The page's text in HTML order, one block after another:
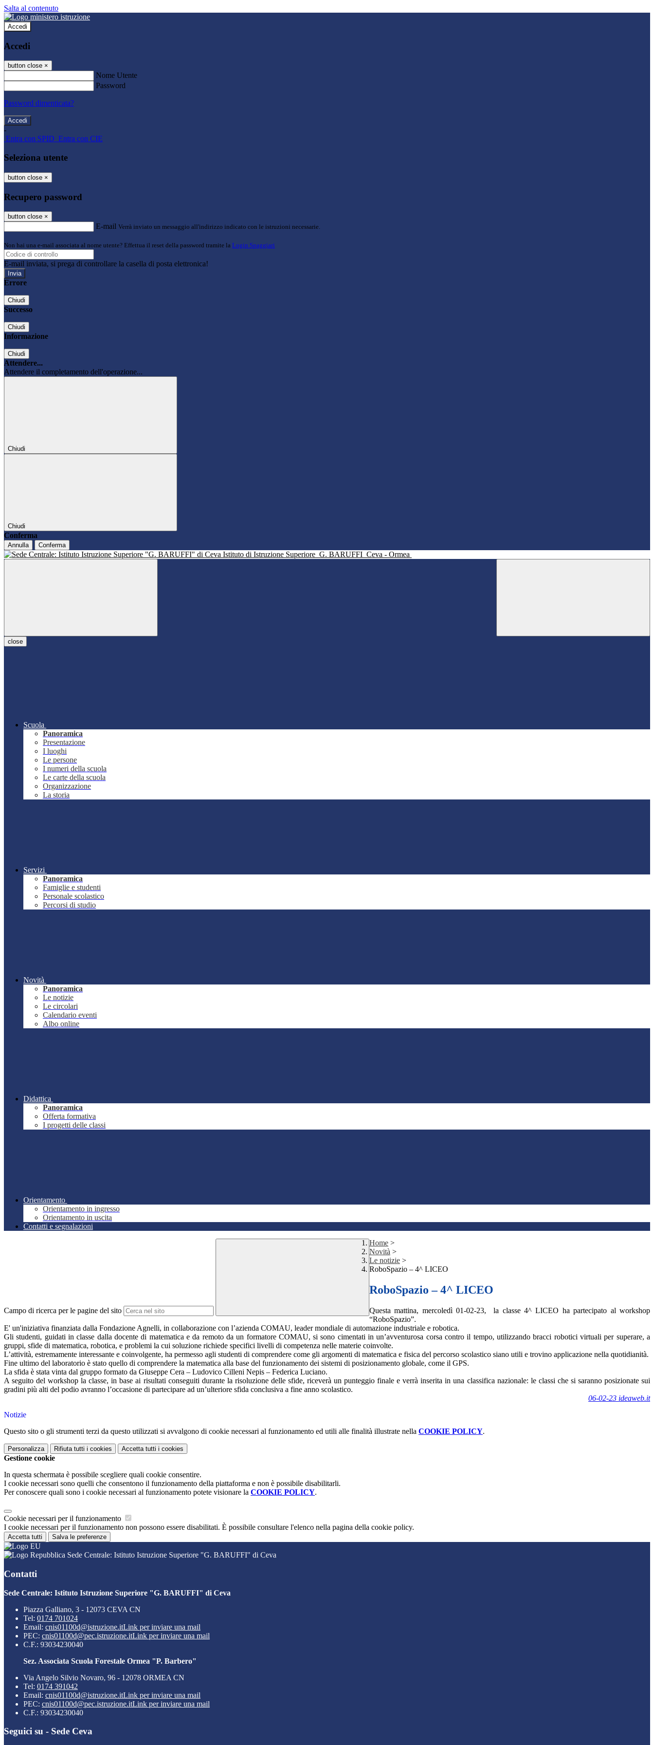
Salta al contenuto
Accedi
Accedi
button close ×
Nome Utente
Password
Password dimenticata?
-
Entra con SPID Entra con CIE
Seleziona utente
button close ×
Recupero password
button close ×
E-mail Verrà inviato un messaggio all'indirizzo indicato con le istruzioni necessarie.
Non hai una e-mail associata al nome utente? Effettua il reset della password tramite la Login Spaggiari
E-mail inviata, si prega di controllare la casella di posta elettronica!
Errore
Chiudi
Successo
Chiudi
Informazione
Chiudi
Attendere...
Attendere il completamento dell'operazione...
Chiudi
Chiudi
Conferma
Annulla Conferma
Istituto di Istruzione Superiore G. BARUFFI Ceva - Ormea
close
Scuola
Panoramica
Presentazione
I luoghi
Le persone
I numeri della scuola
Le carte della scuola
Organizzazione
La storia
Servizi
Panoramica
Famiglie e studenti
Personale scolastico
Percorsi di studio
Novità
Panoramica
Le notizie
Le circolari
Calendario eventi
Albo online
Didattica
Panoramica
Offerta formativa
I progetti delle classi
Orientamento
Orientamento in ingresso
Orientamento in uscita
Contatti e segnalazioni
Campo di ricerca per le pagine del sito
Home >
Novità >
Le notizie >
RoboSpazio – 4^ LICEO
RoboSpazio – 4^ LICEO
Questa mattina, mercoledì 01-02-23, la classe 4^ LICEO ha partecipato al workshop
“RoboSpazio”.
E' un'iniziativa finanziata dalla Fondazione Agnelli, in collaborazione con l’azienda COMAU, leader mondiale di automazione industriale e robotica.
Gli studenti, guidati in classe dalla docente di matematica e da remoto da un formatore COMAU, si sono cimentati in un’avventurosa corsa contro il tempo, utilizzando bracci robotici virtuali per superare, a
gruppi, sfide di matematica, robotica, e problemi la cui soluzione richiede specifici livelli di competenza nelle materie coinvolte.
L’attività, estremamente interessante e coinvolgente, ha permesso agli studenti di comprendere come gli argomenti di matematica e fisica del percorso scolastico siano utili e trovino applicazione nella quotidianità.
Fine ultimo del laboratorio è stato quello di comprendere la matematica alla base del funzionamento dei sistemi di posizionamento globale, come il GPS.
La sfida è stata vinta dal gruppo formato da Giuseppe Cera – Ludovico Cilleni Nepis – Federica Luciano.
A seguito del workshop la classe, in base ai risultati conseguiti durante la risoluzione delle sfide, riceverà un punteggio finale e verrà inserita in una classifica nazionale: le classi che si saranno posizionate sui
gradini più alti del podio avranno l’occasione di partecipare ad un’ulteriore sfida conclusiva a fine anno scolastico.
06-02-23 ideaweb.it
Notizie
Questo sito o gli strumenti terzi da questo utilizzati si avvalgono di cookie necessari al funzionamento ed utili alle finalità illustrate nella COOKIE POLICY.
Personalizza Rifiuta tutti i cookies Accetta tutti i cookies
Gestione cookie
In questa schermata è possibile scegliere quali cookie consentire.
I cookie necessari sono quelli che consentono il funzionamento della piattaforma e non è possibile disabilitarli.
Per conoscere quali sono i cookie necessari al funzionamento potete visionare la COOKIE POLICY.
Cookie necessari per il funzionamento
I cookie necessari per il funzionamento non possono essere disabilitati. È possibile consultare l'elenco nella pagina della cookie policy.
Accetta tutti Salva le preferenze
Sede Centrale: Istituto Istruzione Superiore "G. BARUFFI" di Ceva
Contatti
Sede Centrale: Istituto Istruzione Superiore "G. BARUFFI" di Ceva
Piazza Galliano, 3 - 12073 CEVA CN
Tel: 0174 701024
Email: cnis01100d@istruzione.itLink per inviare una mail
PEC: cnis01100d@pec.istruzione.itLink per inviare una mail
C.F.: 93034230040
Sez. Associata Scuola Forestale Ormea "P. Barbero"
Via Angelo Silvio Novaro, 96 - 12078 ORMEA CN
Tel: 0174 391042
Email: cnis01100d@istruzione.itLink per inviare una mail
PEC: cnis01100d@pec.istruzione.itLink per inviare una mail
C.F.: 93034230040
Seguici su - Sede Ceva